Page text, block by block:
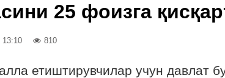
25 фоизга
13:10 810
етиштирувчилар учун давлат